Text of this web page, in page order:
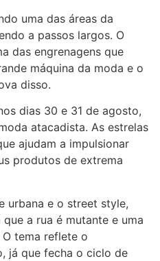
uma das áreas da
a passos largos. O
das engrenagens que
máquina da moda e o
disso.
dias 30 e 31 de agosto,
atacadista. As estrelas
ajudam a impulsionar
produtos de extrema
urbana e o street style,
a rua é mutante e uma
tema reflete o
já que fecha o ciclo de